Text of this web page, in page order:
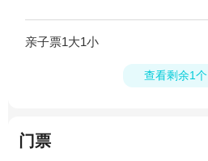
亲子票1大1小
查看剩余1个
门票